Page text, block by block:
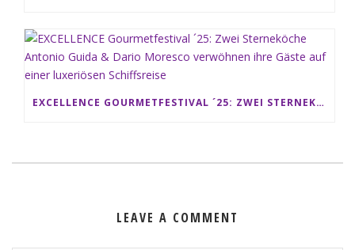
EXCELLENCE GOURMETFESTIVAL ´25: ZWEI STERNEKÖCHE ANTONIO GUIDA & DARIO MORESCO VERWÖHNEN IHRE GÄSTE AUF EINER LUXERIÖSEN SCHIFFSREISE
LEAVE A COMMENT